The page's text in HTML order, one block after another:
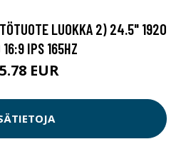
LUOKKA 2) 24.5" 1920
IPS 165HZ
EUR